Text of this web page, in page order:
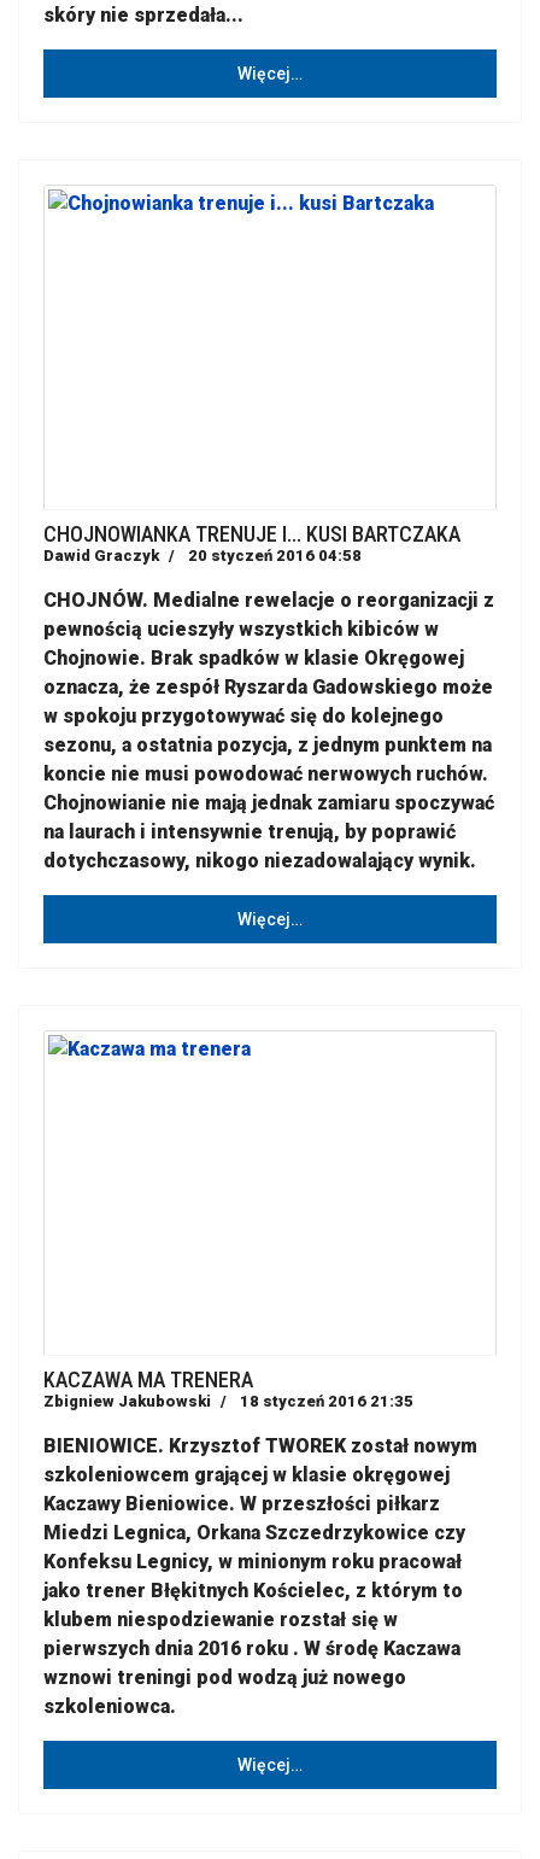
skóry nie sprzedała...
Więcej…
CHOJNOWIANKA TRENUJE I... KUSI BARTCZAKA
Dawid Graczyk 20 styczeń 2016 04:58
CHOJNÓW. Medialne rewelacje o reorganizacji z
pewnością ucieszyły wszystkich kibiców w
Chojnowie. Brak spadków w klasie Okręgowej
oznacza, że zespół Ryszarda Gadowskiego może
w spokoju przygotowywać się do kolejnego
sezonu, a ostatnia pozycja, z jednym punktem na
koncie nie musi powodować nerwowych ruchów.
Chojnowianie nie mają jednak zamiaru spoczywać
na laurach i intensywnie trenują, by poprawić
dotychczasowy, nikogo niezadowalający wynik.
Więcej…
KACZAWA MA TRENERA
Zbigniew Jakubowski 18 styczeń 2016 21:35
BIENIOWICE. Krzysztof TWOREK został nowym
szkoleniowcem grającej w klasie okręgowej
Kaczawy Bieniowice. W przeszłości piłkarz
Miedzi Legnica, Orkana Szczedrzykowice czy
Konfeksu Legnicy, w minionym roku pracował
jako trener Błękitnych Kościelec, z którym to
klubem niespodziewanie rozstał się w
pierwszych dnia 2016 roku . W środę Kaczawa
wznowi treningi pod wodzą już nowego
szkoleniowca.
Więcej…